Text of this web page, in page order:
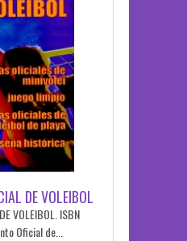
DE VOLEIBOL
VOLEIBOL. ISBN
Oficial de...